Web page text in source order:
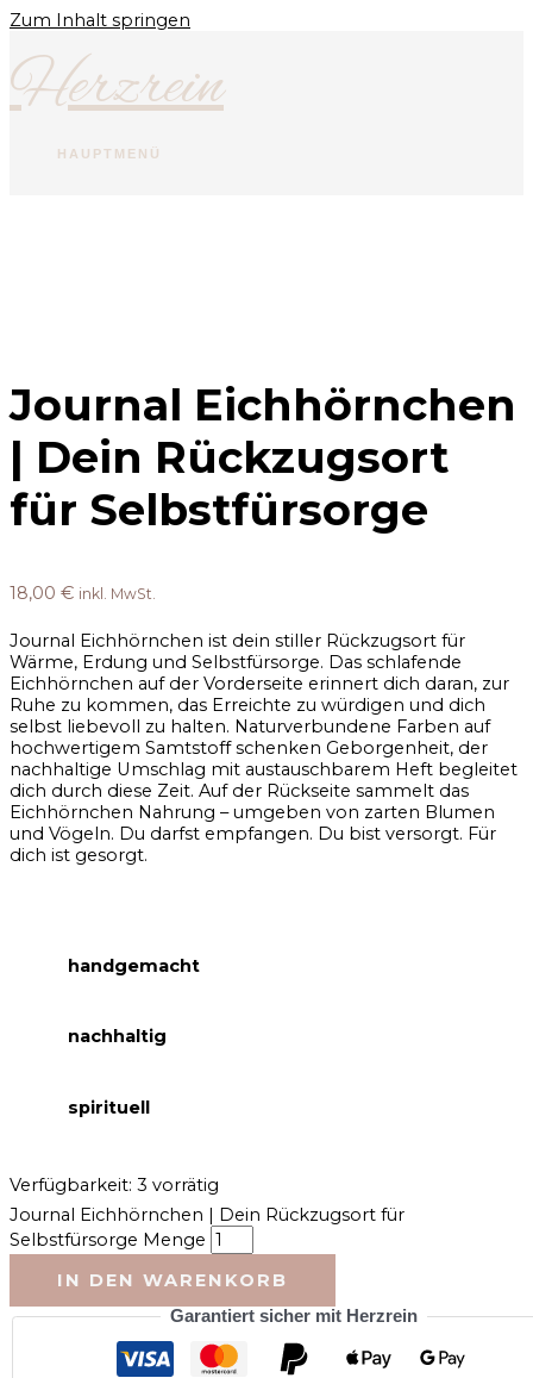
Zum Inhalt springen
Herzrein
HAUPTMENÜ
Journal Eichhörnchen
| Dein Rückzugsort
für Selbstfürsorge
18,00 € inkl. MwSt.
Journal Eichhörnchen ist dein stiller Rückzugsort für
Wärme, Erdung und Selbstfürsorge. Das schlafende
Eichhörnchen auf der Vorderseite erinnert dich daran, zur
Ruhe zu kommen, das Erreichte zu würdigen und dich
selbst liebevoll zu halten. Naturverbundene Farben auf
hochwertigem Samtstoff schenken Geborgenheit, der
nachhaltige Umschlag mit austauschbarem Heft begleitet
dich durch diese Zeit. Auf der Rückseite sammelt das
Eichhörnchen Nahrung – umgeben von zarten Blumen
und Vögeln. Du darfst empfangen. Du bist versorgt. Für
dich ist gesorgt.
handgemacht
nachhaltig
spirituell
Verfügbarkeit: 3 vorrätig
Journal Eichhörnchen | Dein Rückzugsort für
Selbstfürsorge Menge
IN DEN WARENKORB
Garantiert sicher mit Herzrein